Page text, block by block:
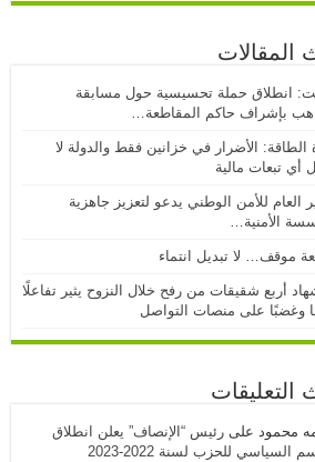
المقالات
انطلاق حملة تحسيسية حول مسابقة
بإشراف حاكم المقاطعة…
الطاقة: الأضرار في خزانين فقط والدولة لا
أي تبعات مالية
العام للأمن الوطني يدعو لتعزيز جاهزية
الأمنية…
موقف… لا تبديل انتماء
أربع شقيقات من رفح خلال النزوح يثير تفاعلًا
وغضبًا على منصات التواصل
التعليقات
محمود علىرئيس “الإنصاف” يعلن انطلاق
السياسي للحزب لسنة 2022-2023